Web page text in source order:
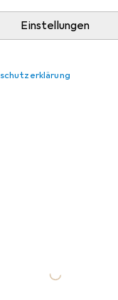
Einstellungen